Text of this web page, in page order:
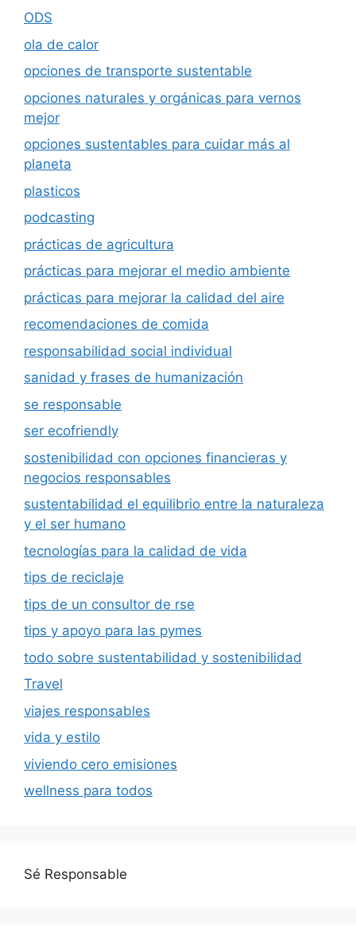
ODS
ola de calor
opciones de transporte sustentable
opciones naturales y orgánicas para vernos
mejor
opciones sustentables para cuidar más al
planeta
plasticos
podcasting
prácticas de agricultura
prácticas para mejorar el medio ambiente
prácticas para mejorar la calidad del aire
recomendaciones de comida
responsabilidad social individual
sanidad y frases de humanización
se responsable
ser ecofriendly
sostenibilidad con opciones financieras y
negocios responsables
sustentabilidad el equilibrio entre la naturaleza
y el ser humano
tecnologías para la calidad de vida
tips de reciclaje
tips de un consultor de rse
tips y apoyo para las pymes
todo sobre sustentabilidad y sostenibilidad
Travel
viajes responsables
vida y estilo
viviendo cero emisiones
wellness para todos
Sé Responsable